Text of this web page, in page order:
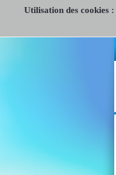
Utilisation des cookies :